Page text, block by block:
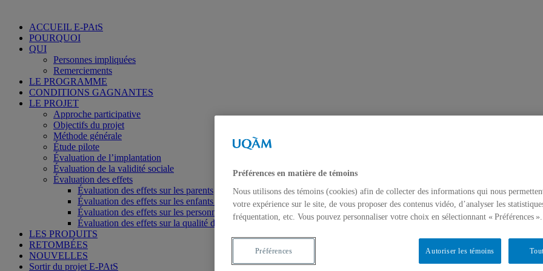
ACCUEIL E-PAtS
POURQUOI
QUI
Personnes impliquées
Remerciements
LE PROGRAMME
CONDITIONS GAGNANTES
LE PROJET
Approche participative
Objectifs du projet
Méthode générale
Étude pilote
Évaluation de l’implantation
Évaluation de la validité sociale
Évaluation des effets
Évaluation des effets sur les parents
Évaluation des effets sur les enfants et les familles
Évaluation des effets sur les personnes facilitatrices
Évaluation des effets sur la qualité de la trajectoire de services des familles
LES PRODUITS
RETOMBÉES
NOUVELLES
Sortir du projet E-PAtS
Préférences en matière de témoins
Nous utilisons des témoins (cookies) afin de collecter des informations qui nous
votre expérience sur le site, de vous proposer des contenus vidéo, d’analyser les
fréquentation, etc. Vous pouvez personnaliser votre choix en sélectionnant « Préférences ».
Autoriser les témoins
Préférences